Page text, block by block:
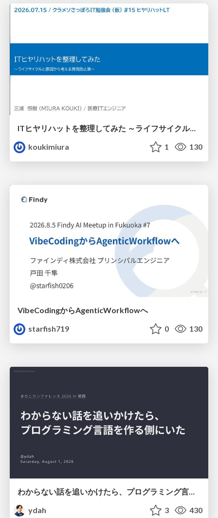
ITヒヤリハットを整理してみた ～ライフサイクルと原因から考える再発防止策～
koukimiura
1 130
VibeCodingからAgenticWorkflowへ
starfish719
0 130
わからない話を追いかけたら、プログラミング言語を作る側にいた
ydah
3 430